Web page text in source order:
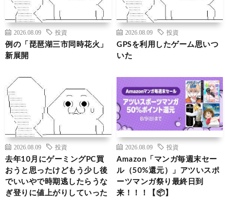
2026.08.09 投資
例の「琵琶湖三市同時花火」
2026.08.09 投資
GPSを利用したゲーム思いつ
2026.08.09 投資
去年10月にゲーミングPC買
おうと思ったけどもう少し後
でいいやで時期逃したらうな
2026.08.09 投資
Amazon「マンガ毎週末セー
ル（50%還元）」アツいスポ
ーツマンガ祭り最終日到